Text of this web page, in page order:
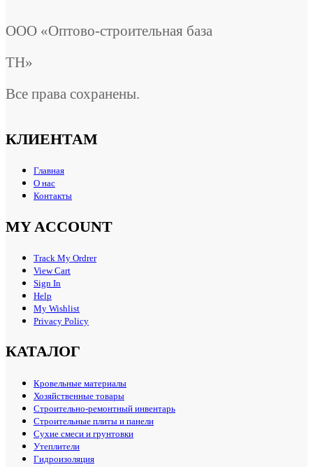
ООО «Оптово-строительная база
ТН»
Все права сохранены.
КЛИЕНТАМ
Главная
О нас
Контакты
MY ACCOUNT
Track My Ordrer
View Cart
Sign In
Help
My Wishlist
Privacy Policy
КАТАЛОГ
Кровельные материалы
Хозяйственные товары
Строительно-ремонтный инвентарь
Строительные плиты и панели
Сухие смеси и грунтовки
Утеплители
Гидроизоляция